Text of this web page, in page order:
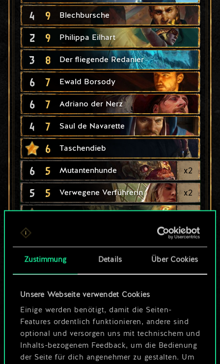
Zustimmung Details Über Cookies
Unsere Webseite verwendet Cookies
Einige werden benötigt, damit die Seiten-
Features ordentlich funktionieren, andere sind
optional und versorgen uns mit technischem und
Inhalts-bezogenem Feedback, um die Bedienung
der Seite für dich angenehmer zu gestalten. Um
4 9 Blechbursche
2 9 Philippa Eilhart
3 8 Der fliegende Redanier
6 7 Ewald Borsody
6 7 Adriano der Nerz
4 7 Saul de Navarette
6 Taschendieb
6 5 Mutantenhunde x2
5 5 Verwegene Verführerin x2
4
5
4 4 Bombenträger
2 4 Straßenbengel x